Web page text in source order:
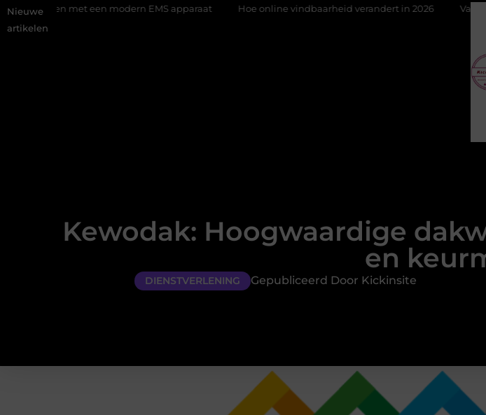
Nieuwe
artikelen
een modern EMS apparaat Hoe online vindbaarheid verandert in 2026 Van het Oude Dorp
Kewodak: Hoogwaardige
en
DIENSTVERLENING Gepubliceerd Door Kickinsite